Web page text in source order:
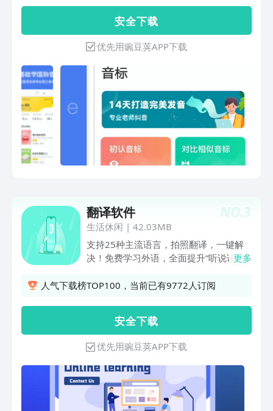
语言钥匙，让沟通无界限，旅行更精彩。
立即下载，开启您的全球化之旅！
对比•常用词汇为例子，变学发音变记单
词•详细的音标发音技巧和重点说明，图
文并茂的方式让你学习更加方便，更能快
速提高•音标发音功能,将你的声音与原声
带进行对比,能够找出不足,提高发音的正
确性音标是学习英语口语和听力的基础，
本软件将教会你基本的音标，帮你早日实
现英语听力口语流利说！
安 全 下 载
优先用豌豆荚APP下载
NO.3
翻译软件
生活休闲 | 42.03MB
支持25种主流语言，拍照翻译，一键解
决！免费学习外语，全面提升“听说读
语、日语、韩语、中文（简体）、中文
语、印尼语、葡萄牙语、菲律宾语、土耳
其语、越南语、瑞典语、荷兰语、捷克
语、波兰语、马来语、斯瓦希里语当您在
旅行中预订酒店/餐厅、购物或点餐等需
要语言帮助当您在工作中需要精准的商务
信函或会议资料的翻译无论您需要哪种翻
译，我们都能随时轻松解决！
更多
人气下载榜TOP100，当前已有9772人订阅
安 全 下 载
优先用豌豆荚APP下载